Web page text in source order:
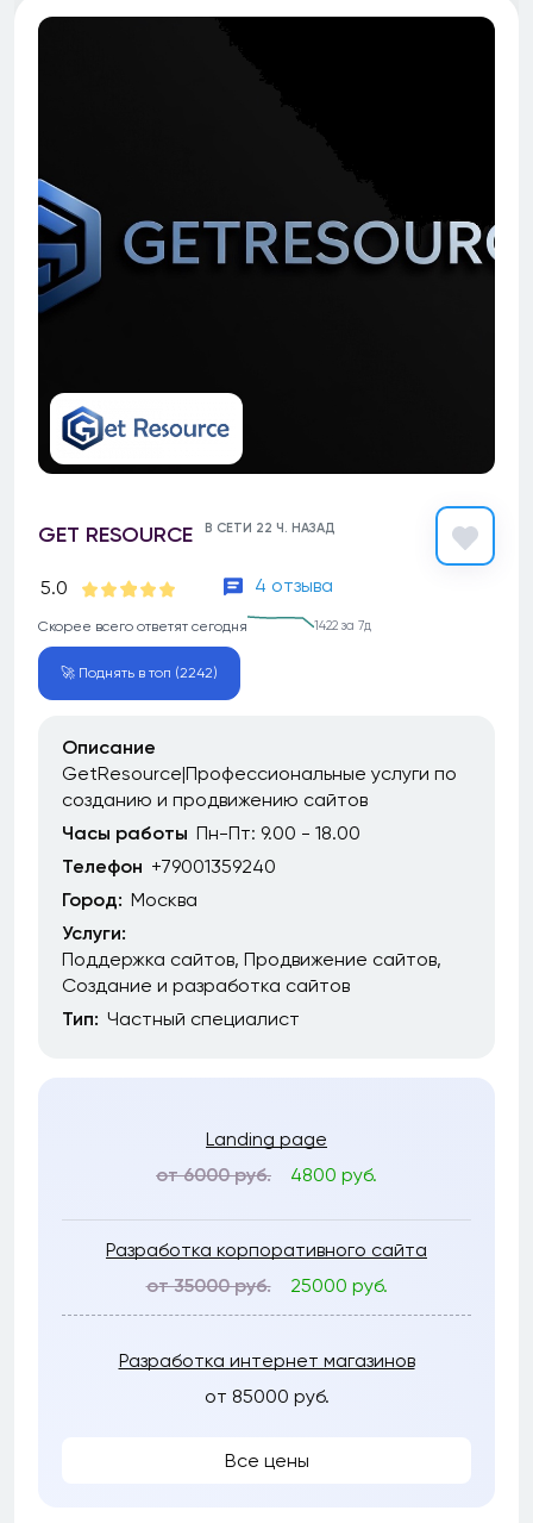
GET RESOURCE В СЕТИ 22 Ч. НАЗАД
5.0 4 отзыва
Скорее всего ответят сегодня 1422 за 7д
🚀 Поднять в топ (2242)
Описание
GetResource|Профессиональные услуги по
созданию и продвижению сайтов
Часы работы Пн-Пт: 9.00 - 18.00
Телефон +79001359240
Город: Москва
Услуги:
Поддержка сайтов Продвижение сайтов
Создание и разработка сайтов
Тип: Частный специалист
Landing page
от 6000 руб.
4800 руб.
Разработка корпоративного сайта
от 35000 руб.
25000 руб.
Разработка интернет магазинов
от 85000 руб.
Все цены